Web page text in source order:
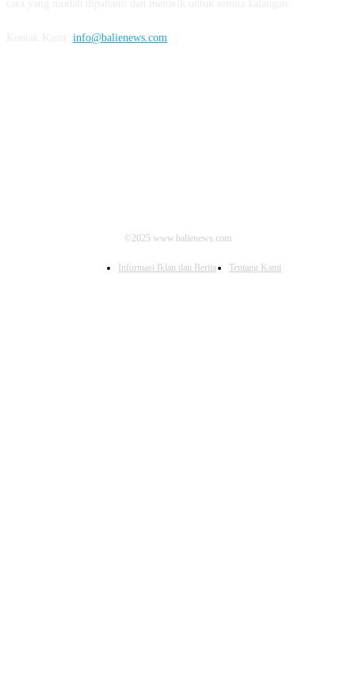
info@balienews.com
©2025 www.balienews.com
Informasi Iklan dan Berita Tentang Kami